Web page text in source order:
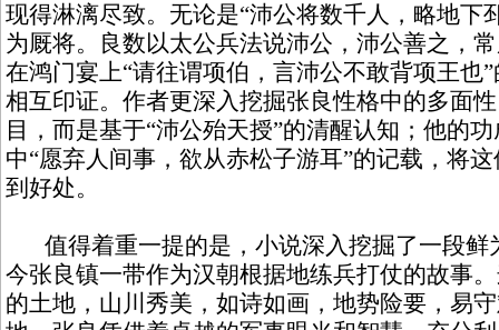
现得淋漓尽致。无论是“沛公将数千人，略地下
为厩将。良数以太公兵法说沛公，沛公善之，
在鸿门宴上“请往谓项伯，言沛公不敢背项王也
相互印证。作者更深入挖掘张良性格中的多面
目，而是基于“沛公殆天授”的清醒认知；他的
中“愿弃人间事，欲从赤松子游耳”的记载，将
到好处。
值得着重一提的是，小说深入挖掘了一段
今张良镇一带作为汉朝根据地练兵打仗的故事
的土地，山川秀美，如诗如画，地势险要，易